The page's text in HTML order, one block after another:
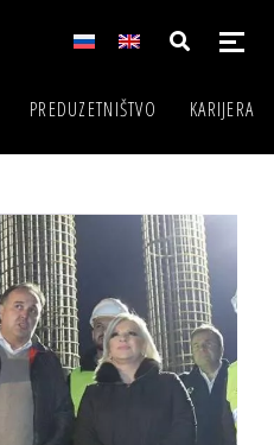
PREDUZETNIŠTVO KARIJERA